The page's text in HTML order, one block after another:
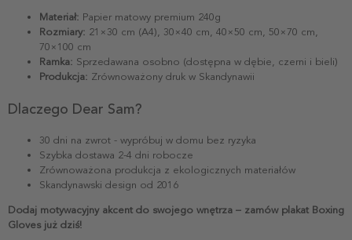
Materiał: Papier matowy premium 240g
Rozmiary: 21×30 cm (A4), 30×40 cm, 40×50 cm, 50×70 cm,
70×100 cm
Ramka: Sprzedawana osobno (dostępna w dębie, czerni i bieli)
Produkcja: Zrównoważony druk w Skandynawii
Dlaczego Dear Sam?
30 dni na zwrot - wypróbuj w domu bez ryzyka
Szybka dostawa 2-4 dni robocze
Zrównoważona produkcja z ekologicznych materiałów
Skandynawski design od 2016
Dodaj motywacyjny akcent do swojego wnętrza – zamów plakat Boxing
Gloves już dziś!